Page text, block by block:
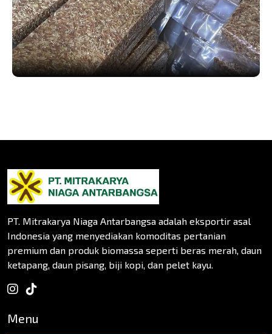
PT. Mitrakarya Niaga Antarbangsa adalah eksportir asal
Indonesia yang menyediakan komoditas pertanian
premium dan produk biomassa seperti beras merah, daun
ketapang, daun pisang, biji kopi, dan pelet kayu.
Menu